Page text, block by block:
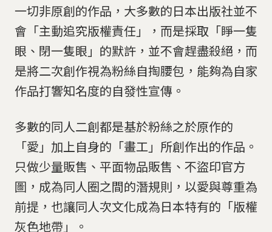
一切非原創的作品，大多數的日本出版社並不
會「主動追究版權責任」，而是採取「睜一隻
眼、閉一隻眼」的默許，並不會趕盡殺絕，而
是將二次創作視為粉絲自掏腰包，能夠為自家
作品打響知名度的自發性宣傳。
多數的同人二創都是基於粉絲之於原作的
「愛」加上自身的「畫工」所創作出的作品。
只做少量販售、平面物品販售、不盜印官方
圖，成為同人圈之間的潛規則，以愛與尊重為
前提，也讓同人次文化成為日本特有的「版權
灰色地帶」。